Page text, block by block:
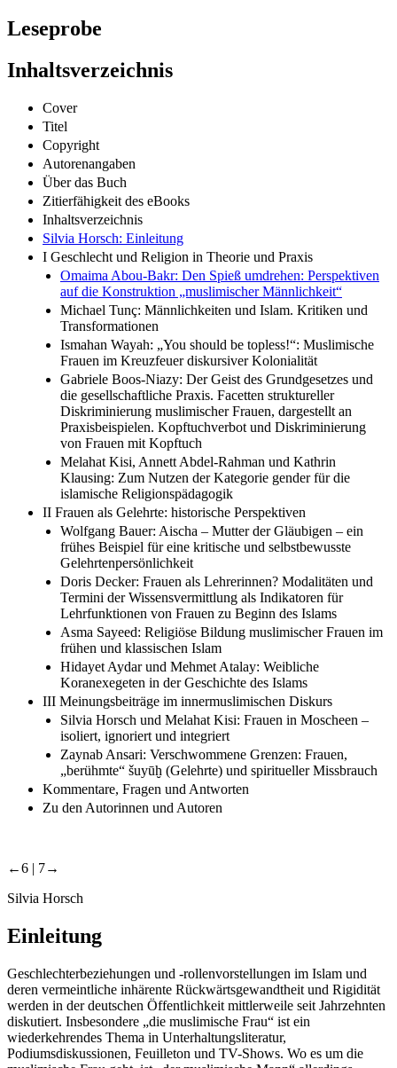
Leseprobe
Inhaltsverzeichnis
Cover
Titel
Copyright
Autorenangaben
Über das Buch
Zitierfähigkeit des eBooks
Inhaltsverzeichnis
Silvia Horsch: Einleitung
I Geschlecht und Religion in Theorie und Praxis
Omaima Abou-Bakr: Den Spieß umdrehen: Perspektiven
auf die Konstruktion „muslimischer Männlichkeit“
Michael Tunç: Männlichkeiten und Islam. Kritiken und
Transformationen
Ismahan Wayah: „You should be topless!“: Muslimische
Frauen im Kreuzfeuer diskursiver Kolonialität
Gabriele Boos-Niazy: Der Geist des Grundgesetzes und
die gesellschaftliche Praxis. Facetten struktureller
Diskriminierung muslimischer Frauen, dargestellt an
Praxisbeispielen. Kopftuchverbot und Diskriminierung
von Frauen mit Kopftuch
Melahat Kisi, Annett Abdel-Rahman und Kathrin
Klausing: Zum Nutzen der Kategorie gender für die
islamische Religionspädagogik
II Frauen als Gelehrte: historische Perspektiven
Wolfgang Bauer: Aischa – Mutter der Gläubigen – ein
frühes Beispiel für eine kritische und selbstbewusste
Gelehrtenpersönlichkeit
Doris Decker: Frauen als Lehrerinnen? Modalitäten und
Termini der Wissensvermittlung als Indikatoren für
Lehrfunktionen von Frauen zu Beginn des Islams
Asma Sayeed: Religiöse Bildung muslimischer Frauen im
frühen und klassischen Islam
Hidayet Aydar und Mehmet Atalay: Weibliche
Koranexegeten in der Geschichte des Islams
III Meinungsbeiträge im innermuslimischen Diskurs
Silvia Horsch und Melahat Kisi: Frauen in Moscheen –
isoliert, ignoriert und integriert
Zaynab Ansari: Verschwommene Grenzen: Frauen,
„berühmte“ šuyūḫ (Gelehrte) und spiritueller Missbrauch
Kommentare, Fragen und Antworten
Zu den Autorinnen und Autoren
←6 | 7→
Silvia Horsch
Einleitung
Geschlechterbeziehungen und -rollenvorstellungen im Islam und
deren vermeintliche inhärente Rückwärtsgewandtheit und Rigidität
werden in der deutschen Öffentlichkeit mittlerweile seit Jahrzehnten
diskutiert. Insbesondere „die muslimische Frau“ ist ein
wiederkehrendes Thema in Unterhaltungsliteratur,
Podiumsdiskussionen, Feuilleton und TV-Shows. Wo es um die